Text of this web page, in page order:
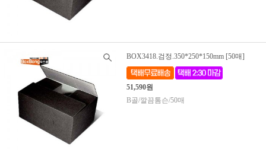
BOX3418.검정.350*250*150mm [50매]
51,590원
B골/깔끔톰슨/50매